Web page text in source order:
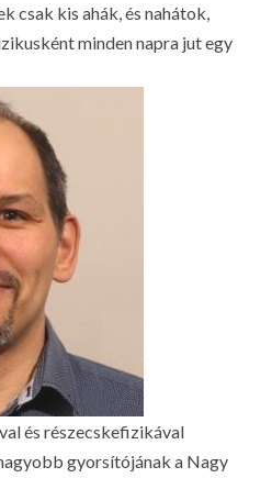
csak kis ahák, és nahátok,
minden napra jut egy
és részecskefizikával
gyorsítójának a Nagy